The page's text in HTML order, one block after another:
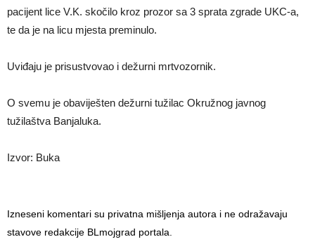
pacijent lice V.K. skočilo kroz prozor sa 3 sprata zgrade UKC-a,
te da je na licu mjesta preminulo.
Uviđaju je prisustvovao i dežurni mrtvozornik.
O svemu je obaviješten dežurni tužilac Okružnog javnog
tužilaštva Banjaluka.
Izvor: Buka
Izneseni komentari su privatna mišljenja autora i ne odražavaju
stavove redakcije BLmojgrad portala.